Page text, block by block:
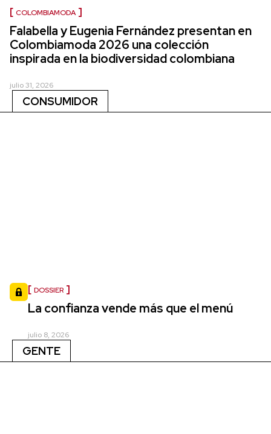
COLOMBIAMODA
Falabella y Eugenia Fernández presentan en
Colombiamoda 2026 una colección
inspirada en la biodiversidad colombiana
julio 31, 2026
CONSUMIDOR
DOSSIER
La confianza vende más que el menú
julio 8, 2026
GENTE